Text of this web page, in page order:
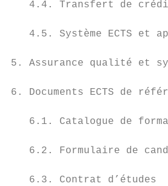
4.4. Transfert de
4.5. Système ECTS et
5. Assurance qualité
6. Documents ECTS
6.1. Catalogue de
6.2. Formulaire de
6.3. Contrat d’études